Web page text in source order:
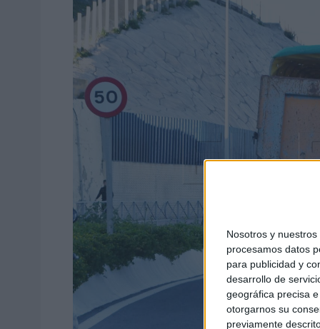
Nosotros y nuestros
procesamos datos
para publicidad y
desarrollo de
geográfica precisa
otorgarnos su
previamente